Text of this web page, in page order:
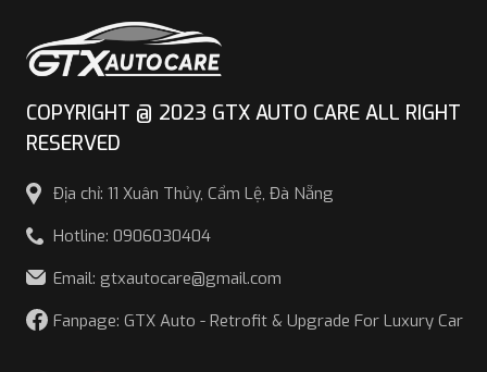
COPYRIGHT @ 2023 GTX AUTO CARE ALL RIGHT
RESERVED
Địa chỉ: 11 Xuân Thủy, Cẩm Lệ, Đà Nẵng
Hotline: 0906030404
Email: gtxautocare@gmail.com
Fanpage: GTX Auto - Retrofit & Upgrade For Luxury Car